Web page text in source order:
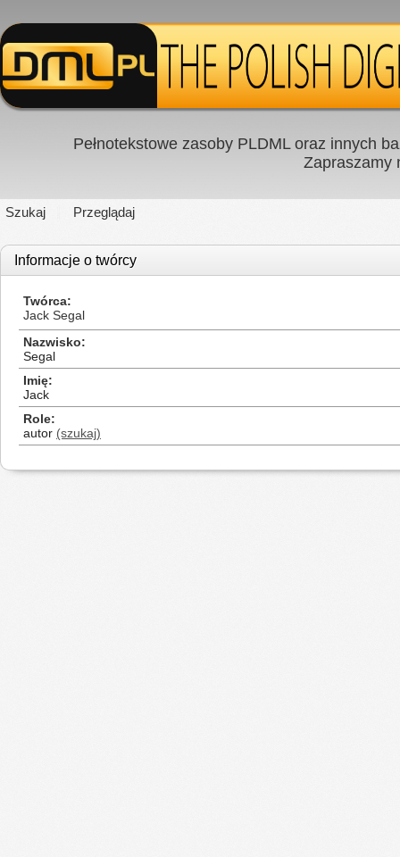
Pełnotekstowe zasoby PLDML oraz innych
Zapraszamy
Szukaj Przeglądaj
Informacje o twórcy
Twórca
Jack Segal
Nazwisko
Segal
Imię
Jack
Role
autor (szukaj)